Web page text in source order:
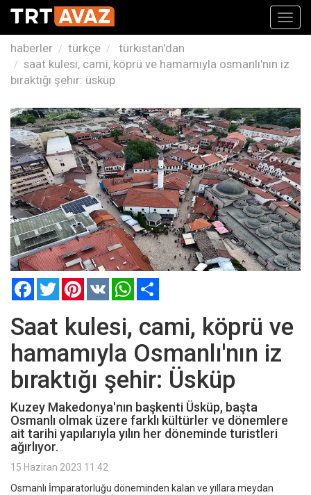
haberler türkçe
türkistan'dan
saat kulesi, cami, köprü ve hamamıyla osmanlı'nın iz
bıraktığı şehir: üsküp
FacebookTwitterPinterest
VK WhatsApp
Saat kulesi, cami, köprü ve
hamamıyla Osmanlı'nın iz
bıraktığı şehir: Üsküp
Kuzey Makedonya'nın başkenti Üsküp, başta
Osmanlı olmak üzere farklı kültürler ve dönemlere
ait tarihi yapılarıyla yılın her döneminde turistleri
ağırlıyor.
15 Haziran 2023 11:42
Osmanlı İmparatorluğu döneminden kalan ve yıllara meydan